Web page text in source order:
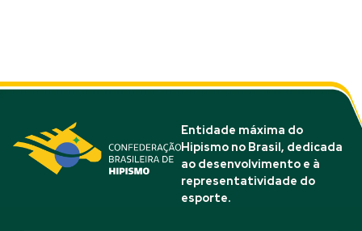
Entidade máxima do
Hipismo no Brasil, dedicada
ao desenvolvimento e à
representatividade do
esporte.